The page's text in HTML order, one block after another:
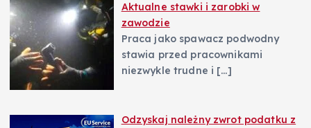
Aktualne stawki i zarobki w
zawodzie
Praca jako spawacz podwodny
stawia przed pracownikami
niezwykle trudne i […]
Odzyskaj należny zwrot podatku z